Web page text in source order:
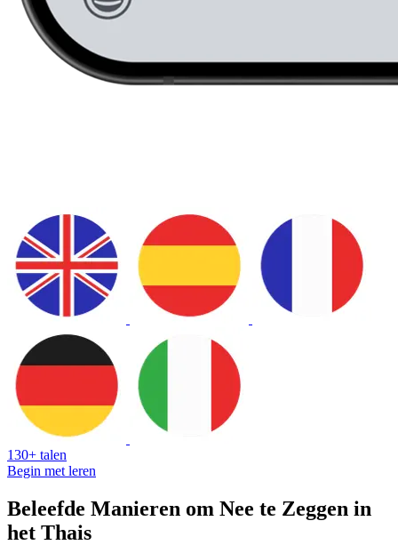
130+ talen
Begin met leren
Beleefde Manieren om Nee te Zeggen in
het Thais